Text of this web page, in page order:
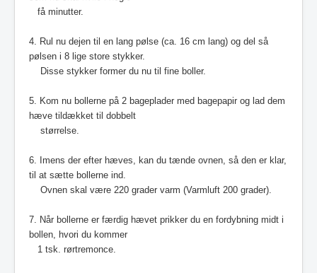
få minutter.
4. Rul nu dejen til en lang pølse (ca. 16 cm lang) og del så
pølsen i 8 lige store stykker.
Disse stykker former du nu til fine boller.
5. Kom nu bollerne på 2 bageplader med bagepapir og lad dem
hæve tildækket til dobbelt
størrelse.
6. Imens der efter hæves, kan du tænde ovnen, så den er klar,
til at sætte bollerne ind.
Ovnen skal være 220 grader varm (Varmluft 200 grader).
7. Når bollerne er færdig hævet prikker du en fordybning midt i
bollen, hvori du kommer
1 tsk. rørtremonce.